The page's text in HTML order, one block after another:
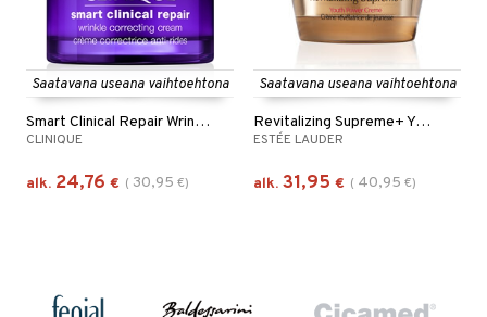
Saatavana useana vaihtoehtona
Smart Clinical Repair Wrinkle Cream
CLINIQUE
alk. 24,76 € ( 30,95 €)
Saatavana useana vaihtoehtona
Revitalizing Supreme+ Youth Power Cream
ESTÉE LAUDER
alk. 31,95 € ( 40,95 €)